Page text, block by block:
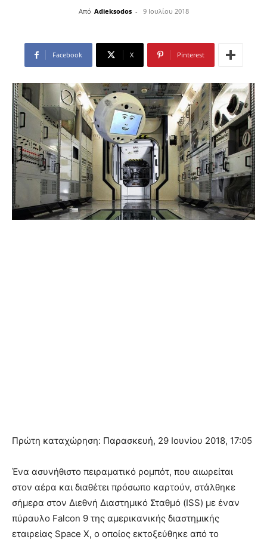
Από Adieksodos - 9 Ιουλίου 2018
Facebook X Pinterest
Πρώτη καταχώρηση: Παρασκευή, 29 Ιουνίου 2018, 17:05
Ένα ασυνήθιστο πειραματικό ρομπότ, που αιωρείται
στον αέρα και διαθέτει πρόσωπο καρτούν, στάλθηκε
σήμερα στον Διεθνή Διαστημικό Σταθμό (ISS) με έναν
πύραυλο Falcon 9 της αμερικανικής διαστημικής
εταιρείας Space X, ο οποίος εκτοξεύθηκε από το